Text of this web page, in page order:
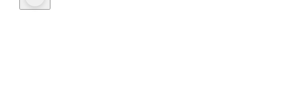
Extras: No box, no paper